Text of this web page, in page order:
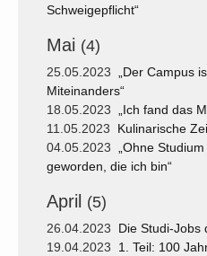
Schweigepflicht“
Mai (4)
25.05.2023 „Der Campus
Miteinanders“
18.05.2023 „Ich fand das
11.05.2023
Kulinarische
04.05.2023 „Ohne
geworden, die ich bin“
April (5)
26.04.2023
Die Studi-Jobs
19.04.2023
1. Teil: 100